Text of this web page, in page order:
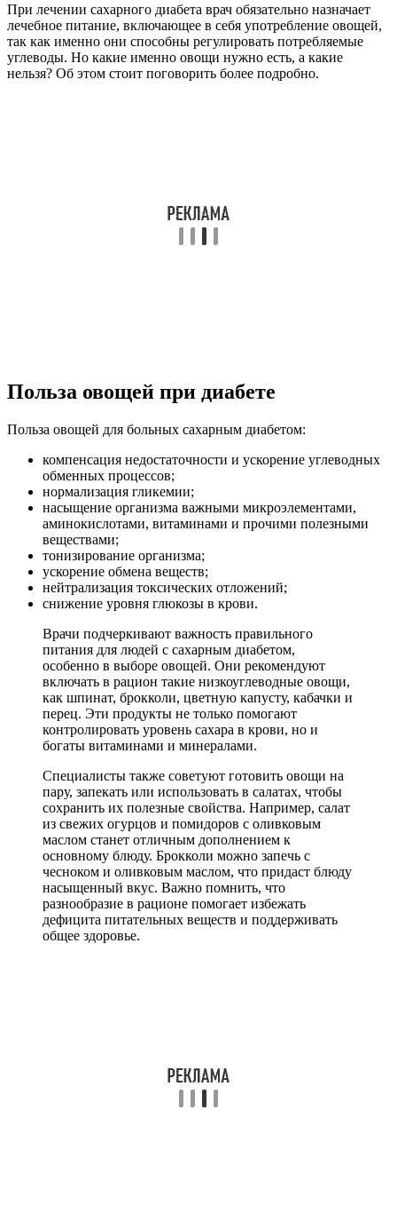
При лечении сахарного диабета врач обязательно назначает
лечебное питание, включающее в себя употребление овощей,
так как именно они способны регулировать потребляемые
углеводы. Но какие именно овощи нужно есть, а какие
нельзя? Об этом стоит поговорить более подробно.
Польза овощей при диабете
Польза овощей для больных сахарным диабетом:
компенсация недостаточности и ускорение углеводных
обменных процессов;
нормализация гликемии;
насыщение организма важными микроэлементами,
аминокислотами, витаминами и прочими полезными
веществами;
тонизирование организма;
ускорение обмена веществ;
нейтрализация токсических отложений;
снижение уровня глюкозы в крови.
Врачи подчеркивают важность правильного
питания для людей с сахарным диабетом,
особенно в выборе овощей. Они рекомендуют
включать в рацион такие низкоуглеводные овощи,
как шпинат, брокколи, цветную капусту, кабачки и
перец. Эти продукты не только помогают
контролировать уровень сахара в крови, но и
богаты витаминами и минералами.
Специалисты также советуют готовить овощи на
пару, запекать или использовать в салатах, чтобы
сохранить их полезные свойства. Например, салат
из свежих огурцов и помидоров с оливковым
маслом станет отличным дополнением к
основному блюду. Брокколи можно запечь с
чесноком и оливковым маслом, что придаст блюду
насыщенный вкус. Важно помнить, что
разнообразие в рационе помогает избежать
дефицита питательных веществ и поддерживать
общее здоровье.